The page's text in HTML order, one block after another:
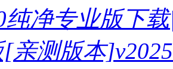
纯净专业版下
亲测版本